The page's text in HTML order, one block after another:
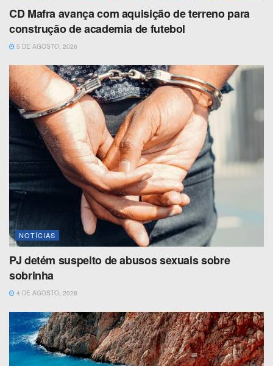
CD Mafra avança com aquisição de terreno para
construção de academia de futebol
5 DE AGOSTO, 2026
NOTÍCIAS
PJ detém suspeito de abusos sexuais sobre
sobrinha
4 DE AGOSTO, 2026